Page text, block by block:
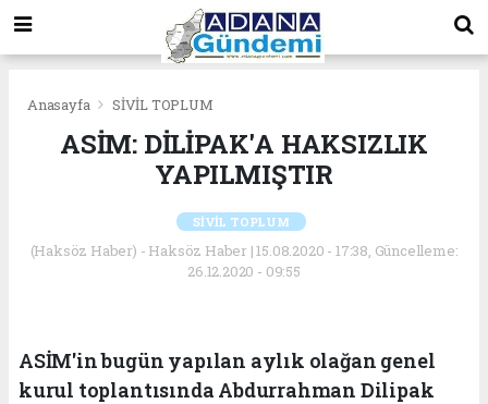
Anasayfa SİVİL TOPLUM
ASİM: DİLİPAK'A HAKSIZLIK
YAPILMIŞTIR
SİVİL TOPLUM
(Haksöz Haber) - Haksöz Haber | 15.08.2020 - 17:38, Güncelleme:
26.12.2020 - 09:55
ASİM'in bugün yapılan aylık olağan genel
kurul toplantısında Abdurrahman Dilipak